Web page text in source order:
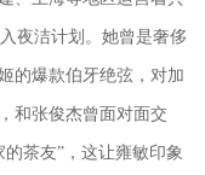
夜洁计划。她曾是奢侈
的爆款伯牙绝弦，对加
和张俊杰曾面对面交
茶友”，这让雍敏印象